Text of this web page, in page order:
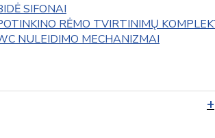
SIFONAI
RĖMO TVIRTINIMŲ
NULEIDIMO MECHANIZMAI